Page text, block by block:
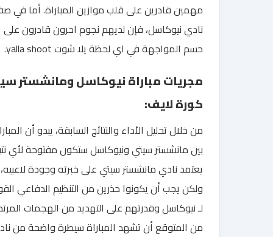
مهمين قادرين على قلب موازين المباراة. أما في
نادي نيوكاسل، فإن لديهم نجوم اخرون قادرون على
حسم المواجهة في اي لحظة يلا شوت yalla shoot.
مجريات مباراة نيوكاسل ومانشستر
كورة لايف:
من خلال تحليل الأداء والنتائج السابقة، يبدو أن
بين مانشستر سيتي ونيوكاسل ستكون مفتوحة لأي
يعتمد نادي مانشستر سيتي على خبرته وجودة لاعبيه،
ولكن يجب أن يكونوا حذرين من التنظيم الدفاعي
لـ نيوكاسل وقدرتهم على التهديد من الهجمات
من المتوقع أن تشهد المباراة سيطرة واضحة من